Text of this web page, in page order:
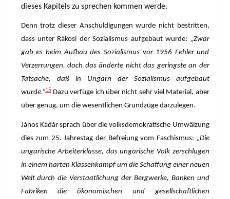
dieses Kapitels zu sprechen kommen werde.
Denn trotz dieser Anschuldigungen wurde nicht bestritten,
dass unter Rákosi der Sozialismus aufgebaut wurde: „Zwar
gab es beim Aufbau des Sozialismus vor 1956 Fehler und
Verzerrungen, doch das änderte nicht das geringste an der
Tatsache, daß in Ungarn der Sozialismus aufgebaut
wurde.“15Dazu verfüge ich über nicht sehr viel Material, aber
über genug, um die wesentlichen Grundzüge darzulegen.
János Kádár sprach über die volksdemokratische Umwälzung
dies zum 25. Jahrestag der Befreiung vom Faschismus: „Die
ungarische Arbeiterklasse, das ungarische Volk zerschlugen
in einem harten Klassenkampf um die Schaffung einer neuen
Welt durch die Verstaatlichung der Bergwerke, Banken und
Fabriken die ökonomischen und gesellschaftlichen